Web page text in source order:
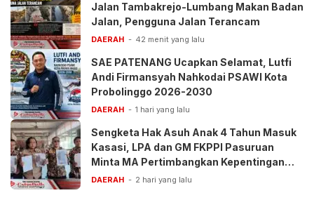
Jalan Tambakrejo-Lumbang Makan Badan
Jalan, Pengguna Jalan Terancam
DAERAH 42 menit yang lalu
SAE PATENANG Ucapkan Selamat, Lutfi
Andi Firmansyah Nahkodai PSAWI Kota
Probolinggo 2026-2030
DAERAH 1 hari yang lalu
Sengketa Hak Asuh Anak 4 Tahun Masuk
Kasasi, LPA dan GM FKPPI Pasuruan
Minta MA Pertimbangkan Kepentingan
Anak
DAERAH 2 hari yang lalu